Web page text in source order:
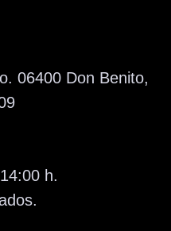
06400 Don Benito,
h.